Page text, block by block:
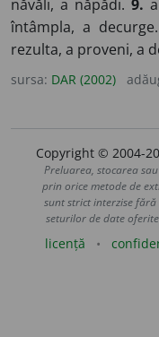
năvăli, a năpădi.9.
întâmpla, a decurge.
rezulta, a proveni, a
sursa: DAR (2002)
Copyright © 2004-
Preluarea, stocarea
prin orice metode de
sunt strict interzise
seturilor de date
licență